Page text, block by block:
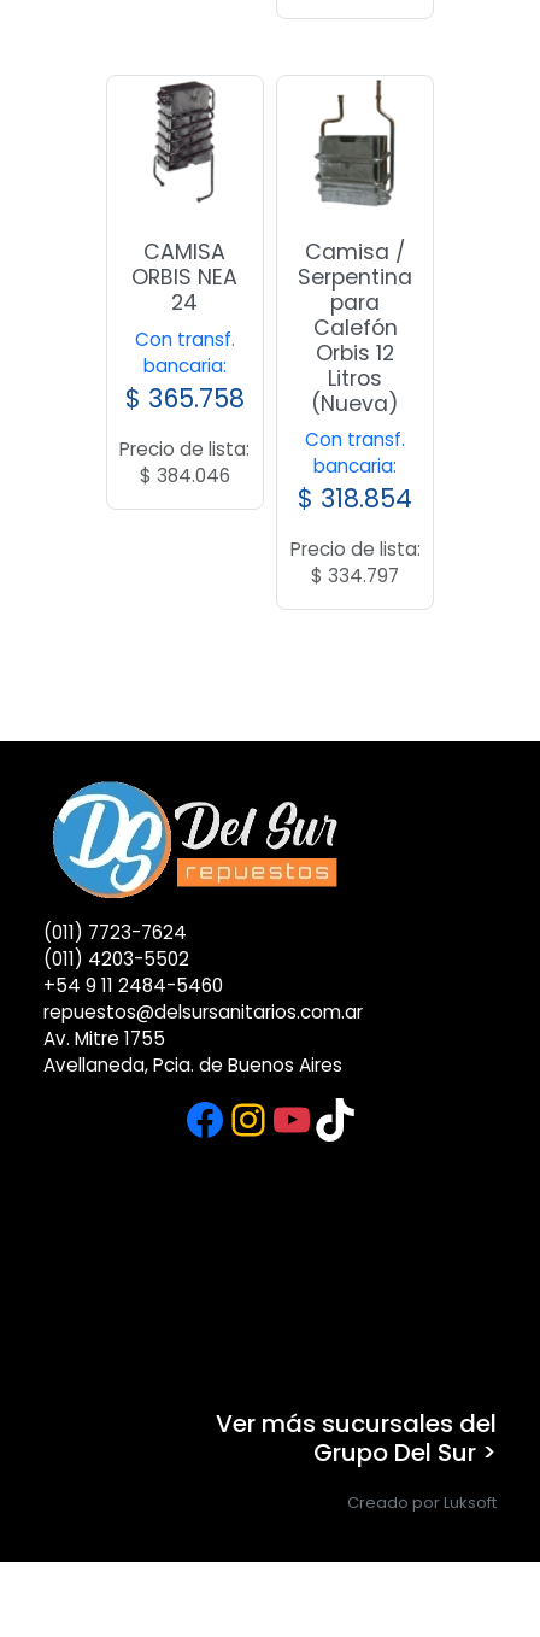
CAMISA
ORBIS NEA
24
Con transf.
bancaria:
$ 365.758
Precio de lista:
$ 384.046
Camisa /
Serpentina
para
Calefón
Orbis 12
Litros
(Nueva)
Con transf.
bancaria:
$ 318.854
Precio de lista:
$ 334.797
(011) 7723-7624
(011) 4203-5502
+54 9 11 2484-5460
repuestos@delsursanitarios.com.ar
Av. Mitre 1755
Avellaneda, Pcia. de Buenos Aires
Facebook
Instagram
YouTube
TikTok
Ver más sucursales del
Grupo Del Sur >
Creado por Luksoft